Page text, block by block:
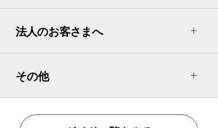
法人のお客さまへ
その他